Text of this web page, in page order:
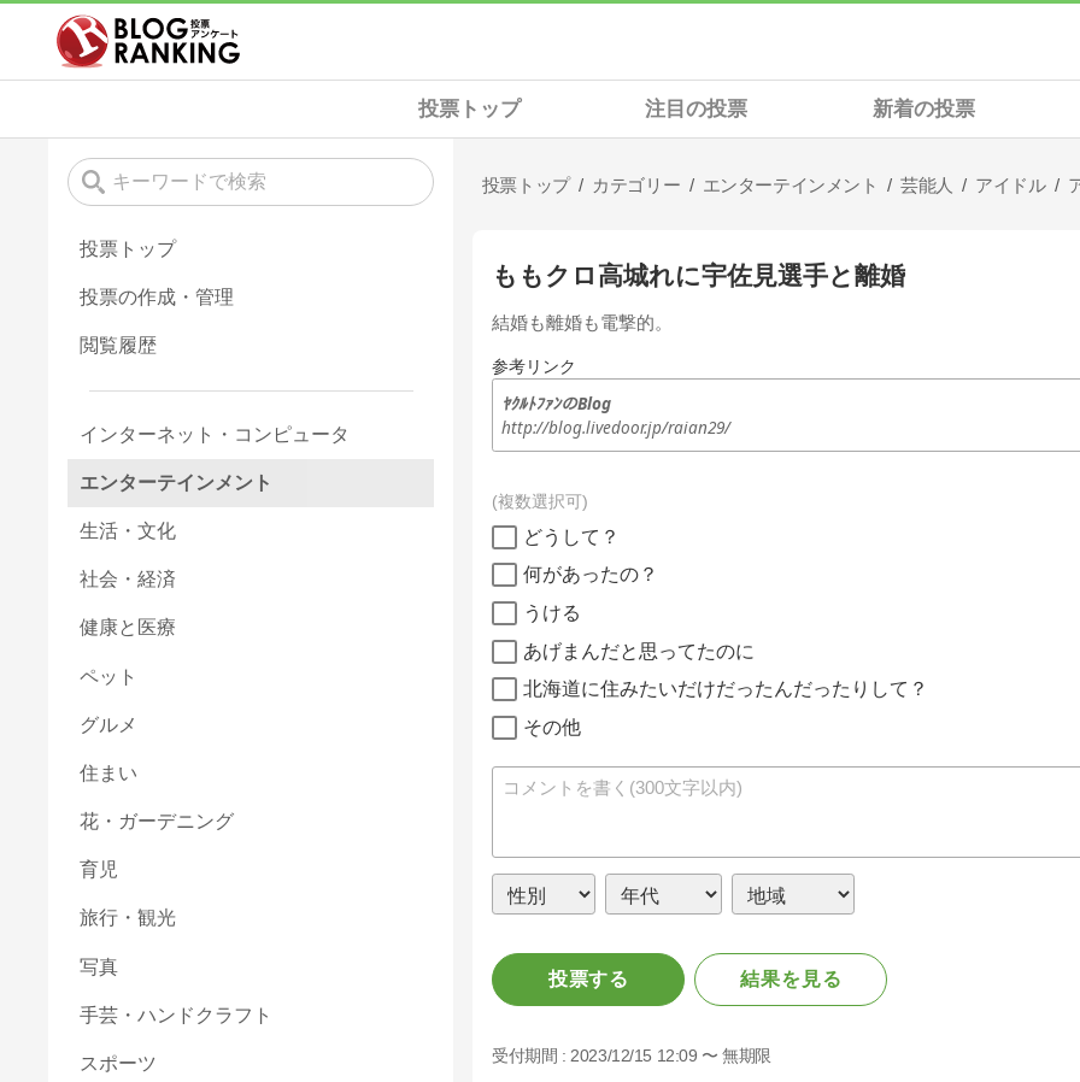
投票トップ 注目の投票 新着の投票
投票トップ カテゴリー エンターテインメント 芸能人 アイドル
ももクロ高城れに宇佐見選手と離婚
結婚も離婚も電撃的。
参考リンク
ﾔｸﾙﾄﾌｧﾝのBlog
http://blog.livedoor.jp/raian29/
複数選択可
どうして？
何があったの？
うける
あげまんだと思ってたのに
北海道に住みたいだけだったんだったりして？
その他
投票する 結果を見る
受付期間 :2023/12/15 12:09 〜 無期限
投票トップ
投票の作成・管理
閲覧履歴
インターネット・コンピュータ
エンターテインメント
生活・文化
社会・経済
健康と医療
ペット
グルメ
住まい
花・ガーデニング
育児
旅行・観光
写真
手芸・ハンドクラフト
スポーツ